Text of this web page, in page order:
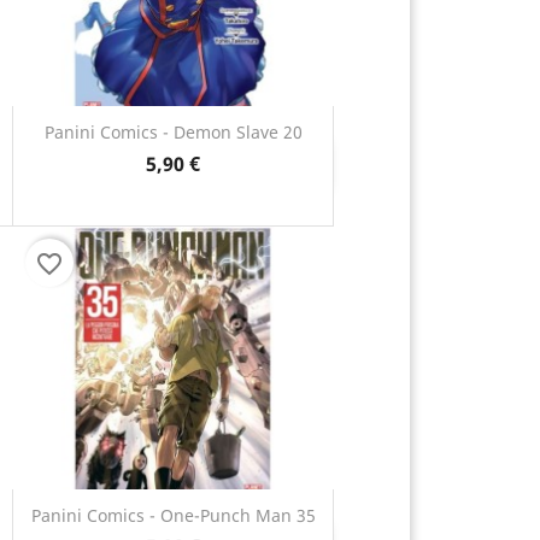
Panini Comics - Demon Slave 20
5,90 €
Anteprima
Panini Comics - One-Punch Man 35
favorite_border